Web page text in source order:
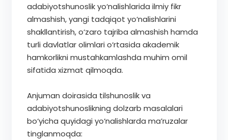
adabiyotshunoslik yo‘nalishlarida ilmiy fikr
almashish, yangi tadqiqot yo‘nalishlarini
shakllantirish, o‘zaro tajriba almashish hamda
turli davlatlar olimlari o‘rtasida akademik
hamkorlikni mustahkamlashda muhim omil
sifatida xizmat qilmoqda.
Anjuman doirasida tilshunoslik va
adabiyotshunoslikning dolzarb masalalari
bo‘yicha quyidagi yo‘nalishlarda ma’ruzalar
tinglanmoqda: